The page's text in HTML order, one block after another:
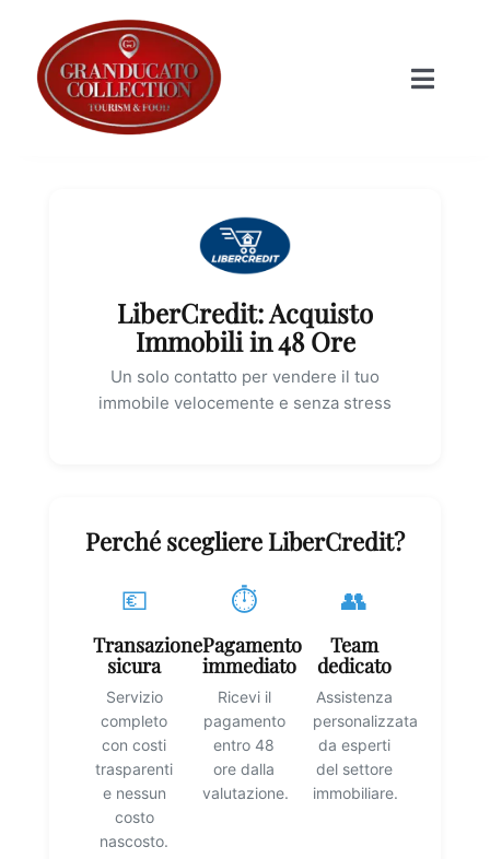
contenuto
Toggle
LiberCredit: Acquisto
Immobili in 48 Ore
Un solo contatto per vendere il tuo
immobile velocemente e senza stress
Perché scegliere LiberCredit?
💶
Transazione
sicura
Servizio
completo
con costi
trasparenti
e nessun
costo
nascosto.
⏱️
Pagamento
immediato
Ricevi il
pagamento
entro 48
ore dalla
valutazione.
👥
Team
dedicato
Assistenza
personalizzata
da esperti
del settore
immobiliare.